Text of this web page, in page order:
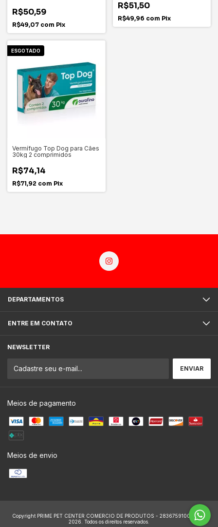
R$50,59
R$49,07 com Pix
R$51,50
R$49,96 com Pix
ESGOTADO
Vermífugo Top Dog para Cães
30kg 2 comprimidos
R$74,14
R$71,92 com Pix
DEPARTAMENTOS
ENTRE EM CONTATO
NEWSLETTER
Meios de pagamento
Meios de envio
Copyright PRIME PET CENTER COMERCIO DE PRODUTOS - 28367591000159 -
2026. Todos os direitos reservados.